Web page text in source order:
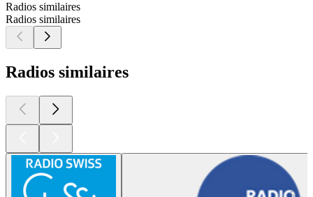
Radios similaires
Radios similaires
Radios similaires